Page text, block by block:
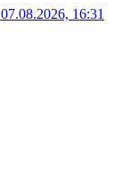
07.08.2026, 16:31